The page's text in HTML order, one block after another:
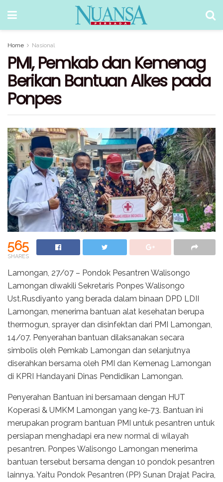
Home Nasional
PMI, Pemkab dan Kemenag
Berikan Bantuan Alkes pada
Ponpes
565
SHARES
Lamongan, 27/07 – Pondok Pesantren Walisongo
Lamongan diwakili Sekretaris Ponpes Walisongo
Ust.Rusdiyanto yang berada dalam binaan DPD LDII
Lamongan, menerima bantuan alat kesehatan berupa
thermogun, sprayer dan disinfektan dari PMI Lamongan,
14/07. Penyerahan bantuan dilaksanakan secara
simbolis oleh Pemkab Lamongan dan selanjutnya
diserahkan bersama oleh PMI dan Kemenag Lamongan
di KPRI Handayani Dinas Pendidikan Lamongan.
Penyerahan Bantuan ini bersamaan dengan HUT
Koperasi & UMKM Lamongan yang ke-73. Bantuan ini
merupakan program bantuan PMI untuk pesantren untuk
persiapan menghadapi era new normal di wilayah
pesantren. Ponpes Walisongo Lamongan menerima
bantuan tersebut bersama dengan 10 pondok pesantren
lainnya. Yaitu Pondok Pesantren (PP) Sunan Drajat Pacira,